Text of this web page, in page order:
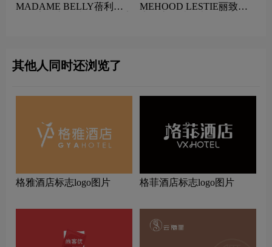
MADAME BELLY蓓利夫
MEHOOD LESTIE丽致酒
其他人同时还浏览了
格雅酒店标志logo图片 格菲酒店标志logo图片